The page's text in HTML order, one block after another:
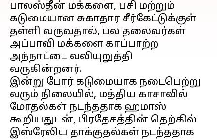
பாலஸ்தீன் மக்களை, பசி மற்றும்
கடுமையான சுகாதார சீர்கேட்டுக்குள்
தள்ளி வருவதால், பல தலைவர்கள்
அப்பாவி மக்களை காப்பாற்ற
அந்நாட்டை வலியுறுத்தி
வருகின்றனர்.
இன்று போர் கடுமையாக நடைபெற்று
வரும் நிலையில், மத்திய காசாவில்
மோதல்கள் நடந்ததாக ஹமாஸ்
கூறியதுடன், பிரதேசத்தின் தெற்கில்
இஸ்ரேலிய தாக்குதல்கள் நடந்ததாக